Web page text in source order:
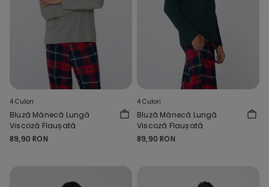
4 Culori
Bluză Mânecă Lungă
Viscoză Flaușată
89,90 RON
4 Culori
Bluză Mânecă Lungă
Viscoză Flaușată
89,90 RON